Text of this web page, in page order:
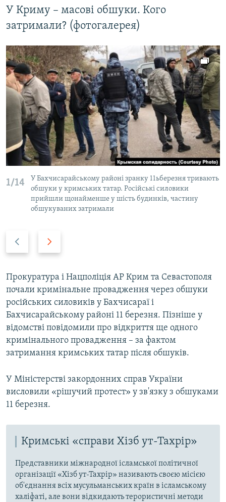
У Криму – масові обшуки. Кого
затримали? (фотогалерея)
1/14
У Бахчисарайському районі зранку 11ьберезня тривають
обшуки у кримських татар. Російські силовики
прийшли щонайменше у шість будинків, частину
обшукуваних затримали
v
i
o
u
s
s
l
d
e
t
s
l
i
d
e
Прокуратура і Нацполіція АР Крим та Севастополя
почали кримінальне провадження через обшуки
російських силовиків у Бахчисараї і
Бахчисарайському районі 11 березня. Пізніше у
відомстві повідомили про відкриття ще одного
кримінального провадження – за фактом
затримання кримських татар після обшуків.
У Міністерстві закордонних справ України
висловили «рішучий протест» у зв'язку з обшуками
11 березня.
Кримські «справи Хізб ут-Тахрір»
Представники міжнародної ісламської політичної
організації «Хізб ут-Тахрір» називають своєю місією
об'єднання всіх мусульманських країн в ісламському
халіфаті, але вони відкидають терористичні методи